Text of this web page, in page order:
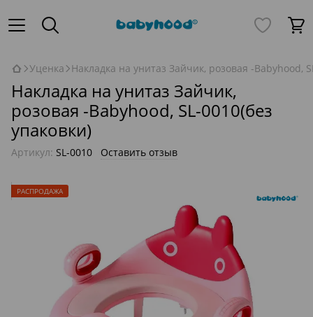
Уценка Накладка на унитаз Зайчик, розовая -Babyhood,
Накладка на унитаз Зайчик,
розовая -Babyhood, SL-0010(без
упаковки)
Артикул: SL-0010 Оставить отзыв
РАСПРОДАЖА